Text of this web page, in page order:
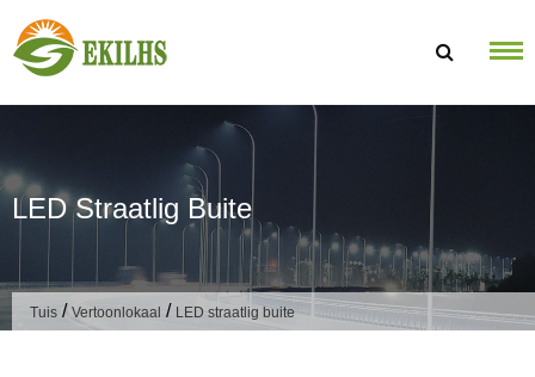
LED Straatlig Buite
Tuis / Vertoonlokaal / LED straatlig buite